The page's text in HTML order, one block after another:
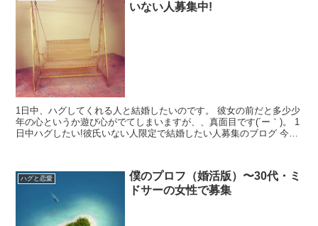
いない人募集中!
1日中、ハグしてくれる人と結婚したいのです。 彼女の前だと多少少
年の心というか遊び心がでてしまいますが、、真面目です(´ー｀)。 1
日中ハグしたい!彼氏いない人限定で結婚したい人募集のブログ 今は
ハグと恋愛
僕のプロフ（婚活版）〜30代・ミ
ドサーの女性で募集